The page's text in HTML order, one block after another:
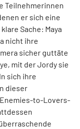
Teilnehmerinnen
er sich eine
Sache: Maya
nicht ihre
sicher guttäte
mit der Jordy sie
sich ihre
dieser
to-Lovers-